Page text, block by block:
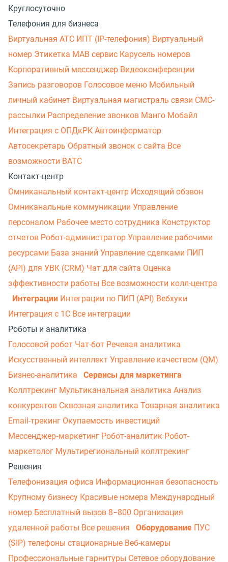
Круглосуточно
Телефония для бизнеса
Виртуальная АТС ИПТ (IP-телефония) Виртуальный
номер Этикетка МАВ сервис Карусель номеров
Корпоративный мессенджер Видеоконференции
Запись разговоров Голосовое меню Мобильный
личный кабинет Виртуальная магистраль связи СМС-
рассылки Распределение звонков Манго Мобайл
Интеграция с ОПДкРК Автоинформатор
Автосекретарь Обратный звонок с сайта Все
возможности ВАТС
Контакт-центр
Омниканальный контакт-центр Исходящий обзвон
Омниканальные коммуникации Управление
персоналом Рабочее место сотрудника Конструктор
отчетов Робот-администратор Управление рабочими
ресурсами База знаний Управление сделками ПИП
(API) для УВК (CRM) Чат для сайта Оценка
эффективности работы Все возможности колл-центра
Интеграции Интеграции по ПИП (API) Вебхуки
Интеграция с 1С Все интеграции
Роботы и аналитика
Голосовой робот Чат-бот Речевая аналитика
Искусственный интеллект Управление качеством (QM)
Бизнес-аналитика
Сервисы для маркетинга
Коллтрекинг Мультиканальная аналитика Анализ
конкурентов Сквозная аналитика Товарная аналитика
Email-трекинг Окупаемость инвестиций
Мессенджер‑маркетинг Робот-аналитик Робот-
маркетолог Мультирегиональный коллтрекинг
Решения
Телефонизация офиса Информационная безопасность
Крупному бизнесу Красивые номера Международный
номер Бесплатный вызов 8−800 Организация
удаленной работы Все решения Оборудование ПУС
(SIP) телефоны стационарные Веб-камеры
Профессиональные гарнитуры Сетевое оборудование